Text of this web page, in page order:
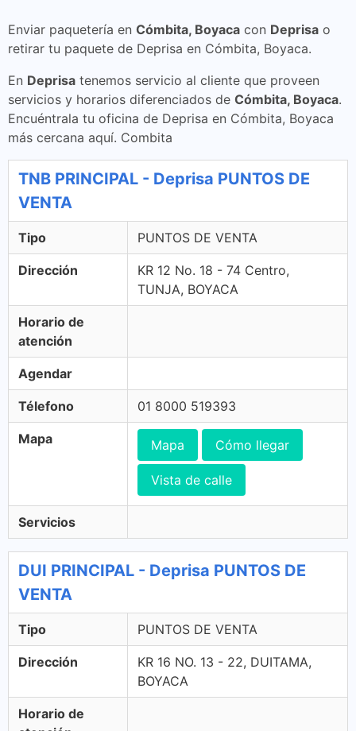
Enviar paquetería en Cómbita, Boyaca con Deprisa o
retirar tu paquete de Deprisa en Cómbita, Boyaca.
En Deprisa tenemos servicio al cliente que proveen
servicios y horarios diferenciados de Cómbita, Boyaca.
Encuéntrala tu oficina de Deprisa en Cómbita, Boyaca
más cercana aquí. Combita
TNB PRINCIPAL - Deprisa PUNTOS DE
VENTA
Tipo PUNTOS DE VENTA
Dirección
KR 12 No. 18 - 74 Centro,
TUNJA, BOYACA
Horario de
atención
Agendar
Télefono 01 8000 519393
Mapa Mapa Cómo llegar
Vista de calle
Servicios
DUI PRINCIPAL - Deprisa PUNTOS DE
VENTA
Tipo PUNTOS DE VENTA
Dirección
KR 16 NO. 13 - 22, DUITAMA,
BOYACA
Horario de